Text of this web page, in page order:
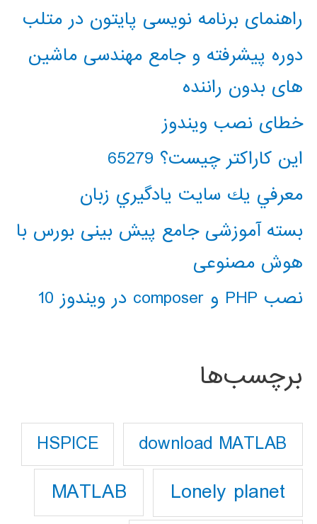
راهنمای برنامه نویسی پایتون در متلب
دوره پیشرفته و جامع مهندسی ماشین
های بدون راننده
خطای نصب ویندوز
این کاراکتر چیست؟ 65279
معرفي يك سايت يادگيري زبان
بسته آموزشی جامع پیش بینی بورس با
هوش مصنوعی
نصب PHP و composer در ویندوز 10
برچسب‌ها
download MATLAB
HSPICE
Lonely planet
MATLAB